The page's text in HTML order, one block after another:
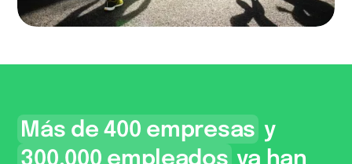
64%
integrados gracias a
Más de 400 empresas y